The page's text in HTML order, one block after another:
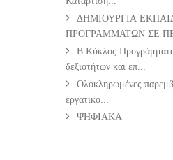
ΔΗΜΙΟΥΡΓΙΑ
ΠΡΟΓΡΑΜΜΑΤΩΝ ΣΕ
Β Κύκλος
δεξιοτήτων και επ...
Ολοκληρωμένες
εργατικο...
ΨΗΦΙΑΚΑ